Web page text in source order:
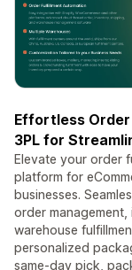
Effortless Order
3PL for
Elevate your order
platform for
businesses.
order
warehouse
personalized
same-day pick,